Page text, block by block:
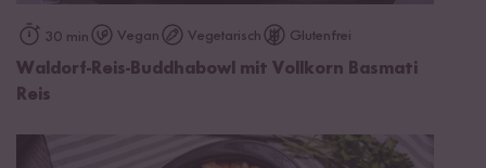
30 min Vegan Vegetarisch Glutenfrei
Waldorf-Reis-Buddhabowl mit Vollkorn Basmati
Reis